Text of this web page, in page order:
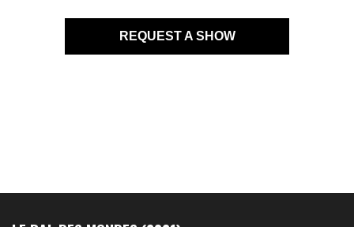
REQUEST A SHOW